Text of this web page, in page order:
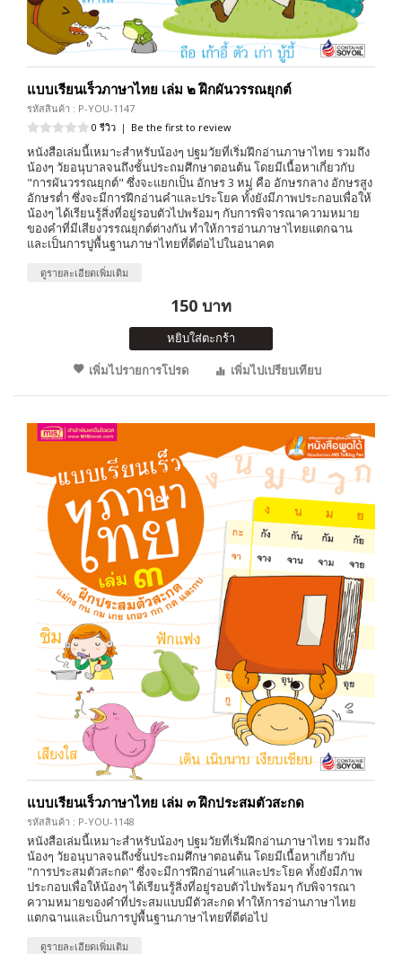
แบบเรียนเร็วภาษาไทย เล่ม ๒ ฝึกผันวรรณยุกต์
รหัสสินค้า : P-YOU-1147
0 รีวิว | Be the first to review
หนังสือเล่มนี้เหมาะสำหรับน้องๆ ปฐมวัยที่เริ่มฝึกอ่านภาษาไทย รวมถึง
น้องๆ วัยอนุบาลจนถึงชั้นประถมศึกษาตอนต้น โดยมีเนื้อหาเกี่ยวกับ
"การผันวรรณยุกต์" ซึ่งจะแยกเป็น อักษร 3 หมู่ คือ อักษรกลาง อักษรสูง
อักษรต่ำ ซึ่งจะมีการฝึกอ่านคำและประโยค ทั้งยังมีภาพประกอบเพื่อให้
น้องๆ ได้เรียนรู้สิ่งที่อยู่รอบตัวไปพร้อมๆ กับการพิจารณาความหมาย
ของคำที่มีเสียงวรรณยุกต์ต่างกัน ทำให้การอ่านภาษาไทยแตกฉาน
และเป็นการปูพื้นฐานภาษาไทยที่ดีต่อไปในอนาคต
ดูรายละเอียดเพิ่มเติม
150 บาท
หยิบใส่ตะกร้า
เพิ่มไปรายการโปรด
เพิ่มไปเปรียบเทียบ
แบบเรียนเร็วภาษาไทย เล่ม ๓ ฝึกประสมตัวสะกด
รหัสสินค้า : P-YOU-1148
หนังสือเล่มนี้เหมาะสำหรับน้องๆ ปฐมวัยที่เริ่มฝึกอ่านภาษาไทย รวมถึง
น้องๆ วัยอนุบาลจนถึงชั้นประถมศึกษาตอนต้น โดยมีเนื้อหาเกี่ยวกับ
"การประสมตัวสะกด" ซึ่งจะมีการฝึกอ่านคำและประโยค ทั้งยังมีภาพ
ประกอบเพื่อให้น้องๆ ได้เรียนรู้สิ่งที่อยู่รอบตัวไปพร้อมๆ กับพิจารณา
ความหมายของคำที่ประสมแบบมีตัวสะกด ทำให้การอ่านภาษาไทย
แตกฉานและเป็นการปูพื้นฐานภาษาไทยที่ดีต่อไป
ดูรายละเอียดเพิ่มเติม